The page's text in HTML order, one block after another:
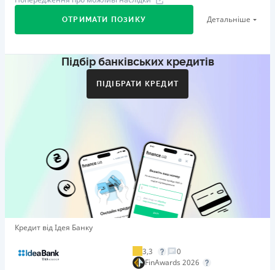
ОТРИМАТИ ПОЗИКУ Детальніше
Перший займ
вiд 29%/рік до 500 000 ₴
Додаткова комісія за дострокове погашення
Пеня у розмірі подвійної облікової ставки НБУ, що діяла
у період, за який сплачується пеня, від простроченої
Необхідні документи
Довідка про доходи ,Паспорт,ІПН
Вік
21 - 65 років
Підбір банківських кредитів
ПІДІБРАТИ КРЕДИТ
Кредит від Ідея Банку
3,3
0
FinAwards 2026